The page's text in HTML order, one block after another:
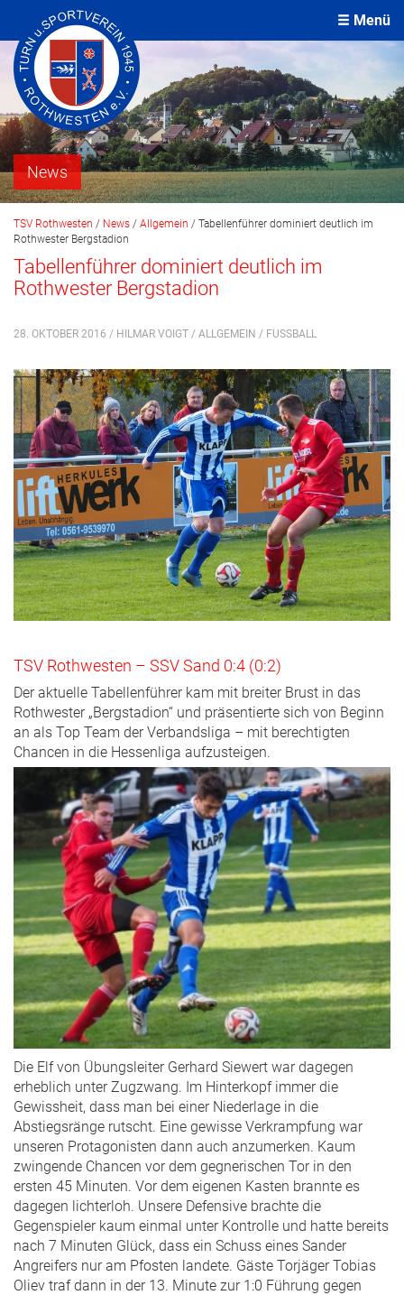
Menü
News
TSV Rothwesten / News / Allgemein / Tabellenführer dominiert deutlich im
Rothwester Bergstadion
Tabellenführer dominiert deutlich im
Rothwester Bergstadion
28. OKTOBER 2016 / HILMAR VOIGT / ALLGEMEIN / FUSSBALL
TSV Rothwesten – SSV Sand 0:4 (0:2)
Der aktuelle Tabellenführer kam mit breiter Brust in das
Rothwester „Bergstadion“ und präsentierte sich von Beginn
an als Top Team der Verbandsliga – mit berechtigten
Chancen in die Hessenliga aufzusteigen.
Die Elf von Übungsleiter Gerhard Siewert war dagegen
erheblich unter Zugzwang. Im Hinterkopf immer die
Gewissheit, dass man bei einer Niederlage in die
Abstiegsränge rutscht. Eine gewisse Verkrampfung war
unseren Protagonisten dann auch anzumerken. Kaum
zwingende Chancen vor dem gegnerischen Tor in den
ersten 45 Minuten. Vor dem eigenen Kasten brannte es
dagegen lichterloh. Unsere Defensive brachte die
Gegenspieler kaum einmal unter Kontrolle und hatte bereits
nach 7 Minuten Glück, dass ein Schuss eines Sander
Angreifers nur am Pfosten landete. Gäste Torjäger Tobias
Oliev traf dann in der 13. Minute zur 1:0 Führung gegen